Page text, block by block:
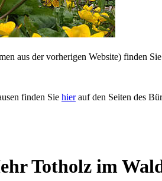
aus der vorherigen Website) finden Sie
finden Sie hierauf den Seiten des
Totholz im